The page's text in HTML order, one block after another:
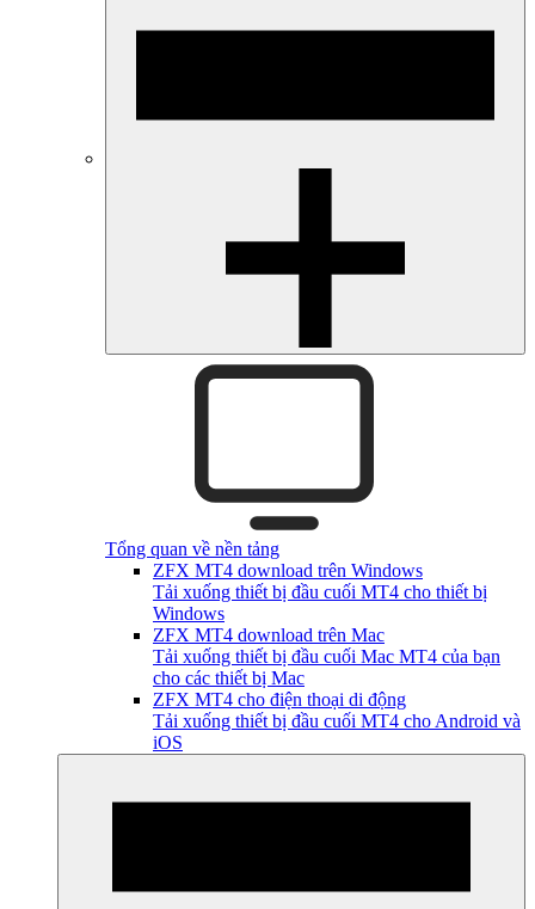
Tổng quan về nền tảng
ZFX MT4 download trên Windows
Tải xuống thiết bị đầu cuối MT4 cho thiết bị
Windows
ZFX MT4 download trên Mac
Tải xuống thiết bị đầu cuối Mac MT4 của bạn
cho các thiết bị Mac
ZFX MT4 cho điện thoại di động
Tải xuống thiết bị đầu cuối MT4 cho Android và
iOS